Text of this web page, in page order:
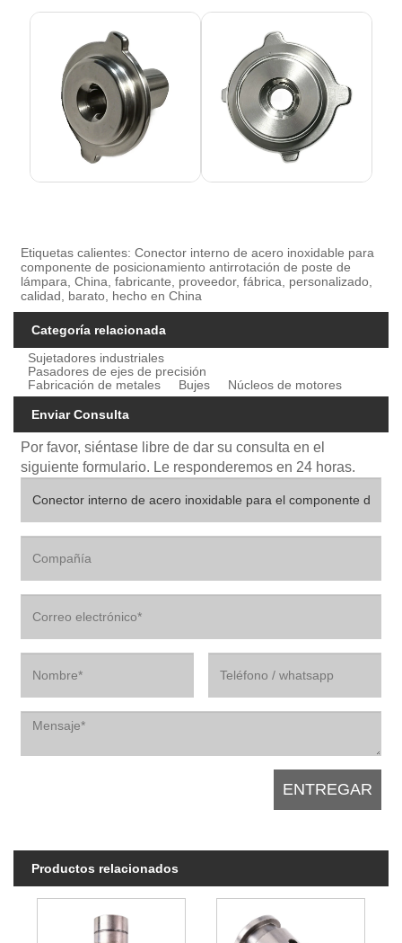
Etiquetas calientes: Conector interno de acero inoxidable para
componente de posicionamiento antirrotación de poste de
lámpara, China, fabricante, proveedor, fábrica, personalizado,
calidad, barato, hecho en China
Categoría relacionada
Sujetadores industriales
Pasadores de ejes de precisión
Fabricación de metales
Bujes Núcleos de motores
Enviar Consulta
Por favor, siéntase libre de dar su consulta en el
siguiente formulario. Le responderemos en 24 horas.
Productos relacionados